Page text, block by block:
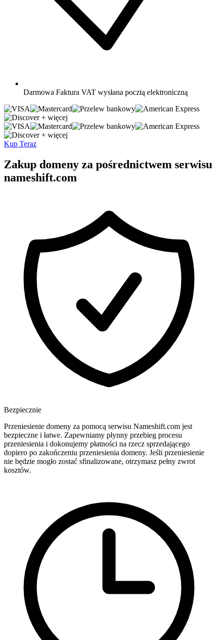
Darmowa Faktura VAT wysłana pocztą elektroniczną
+ więcej
+ więcej
Kup Teraz
Zakup domeny za pośrednictwem serwisu
nameshift.com
Bezpiecznie
Przeniesienie domeny za pomocą serwisu Nameshift.com jest
bezpieczne i łatwe. Zapewniamy płynny przebieg procesu
przeniesienia i dokonujemy płatności na rzecz sprzedającego
dopiero po zakończeniu przeniesienia domeny. Jeśli przeniesienie
nie będzie mogło zostać sfinalizowane, otrzymasz pełny zwrot
kosztów.